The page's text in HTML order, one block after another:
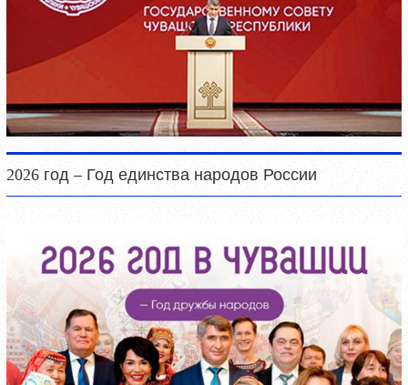
2026 год – Год единства народов России